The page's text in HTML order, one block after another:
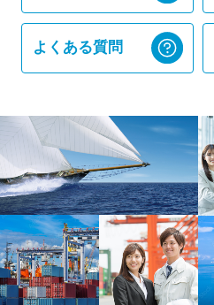
よくある質問